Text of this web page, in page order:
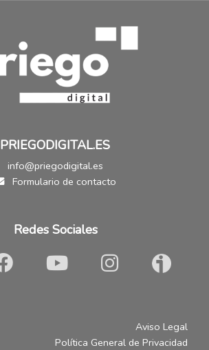
PRIEGODIGITAL.ES
info@priegodigital.es
Formulario de contacto
Redes Sociales
Aviso Legal
Política General de Privacidad